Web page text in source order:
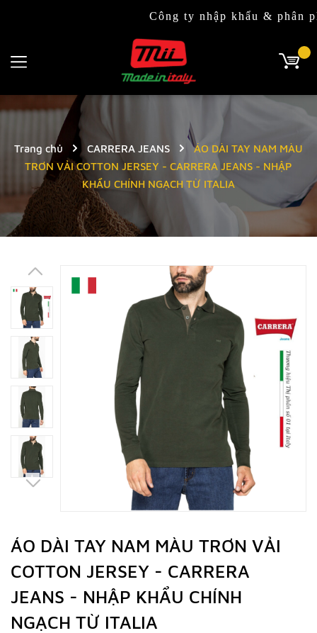
Công ty nhập khẩu & phân phối
Trang chủ CARRERA JEANS
ÁO DÀI TAY NAM MÀU
TRƠN VẢI COTTON JERSEY - CARRERA JEANS - NHẬP
KHẨU CHÍNH NGẠCH TỪ ITALIA
ÁO DÀI TAY NAM MÀU TRƠN VẢI
COTTON JERSEY - CARRERA
JEANS - NHẬP KHẨU CHÍNH
NGẠCH TỪ ITALIA